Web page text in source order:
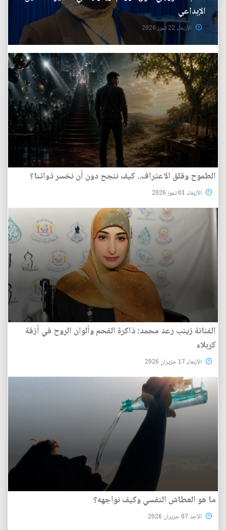
الإبداعي
الأربعاء 22 تموز 2026
الطموح وقلق الاعتراف.. كيف ننجح دون أن نخسر ذواتنا؟
الأربعاء 01 تموز 2026
الفنانة زينب رعد محمد: ذاكرة الفحم وألوان الروح في أزقة
كربلاء
الأربعاء 17 حزيران 2026
ما هو العطاش النفسي وكيف نواجهه؟
الأحد 07 حزيران 2026